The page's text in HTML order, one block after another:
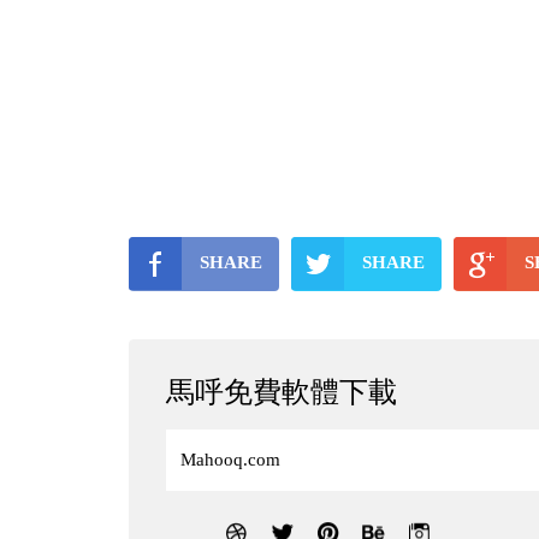
SHARE SHARE
馬呼免費軟體下載
Mahooq.com